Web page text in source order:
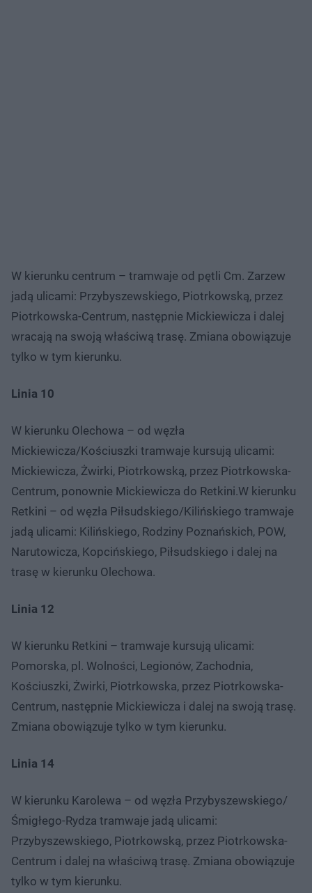
W kierunku centrum – tramwaje od pętli Cm. Zarzew
jadą ulicami: Przybyszewskiego, Piotrkowską, przez
Piotrkowska-Centrum, następnie Mickiewicza i dalej
wracają na swoją właściwą trasę. Zmiana obowiązuje
tylko w tym kierunku.
Linia 10
W kierunku Olechowa – od węzła
Mickiewicza/Kościuszki tramwaje kursują ulicami:
Mickiewicza, Żwirki, Piotrkowską, przez Piotrkowska-
Centrum, ponownie Mickiewicza do Retkini.W kierunku
Retkini – od węzła Piłsudskiego/Kilińskiego tramwaje
jadą ulicami: Kilińskiego, Rodziny Poznańskich, POW,
Narutowicza, Kopcińskiego, Piłsudskiego i dalej na
trasę w kierunku Olechowa.
Linia 12
W kierunku Retkini – tramwaje kursują ulicami:
Pomorska, pl. Wolności, Legionów, Zachodnia,
Kościuszki, Żwirki, Piotrkowska, przez Piotrkowska-
Centrum, następnie Mickiewicza i dalej na swoją trasę.
Zmiana obowiązuje tylko w tym kierunku.
Linia 14
W kierunku Karolewa – od węzła Przybyszewskiego/
Śmigłego-Rydza tramwaje jadą ulicami:
Przybyszewskiego, Piotrkowską, przez Piotrkowska-
Centrum i dalej na właściwą trasę. Zmiana obowiązuje
tylko w tym kierunku.